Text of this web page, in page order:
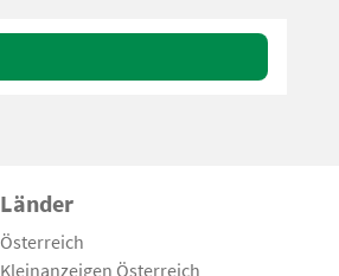
Länder
Österreich
Kleinanzeigen Österreich